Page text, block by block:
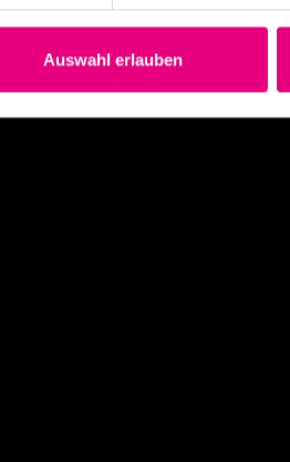
Auswahl erlauben